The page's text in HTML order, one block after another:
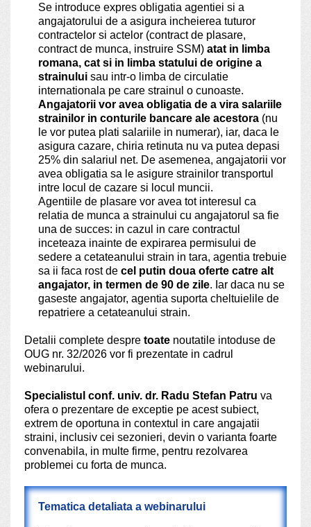
Se introduce expres obligatia agentiei si a
angajatorului de a asigura incheierea tuturor
contractelor si actelor (contract de plasare,
contract de munca, instruire SSM) atat in limba
romana, cat si in limba statului de origine a
strainului sau intr-o limba de circulatie
internationala pe care strainul o cunoaste.
Angajatorii vor avea obligatia de a vira salariile
strainilor in conturile bancare ale acestora (nu
le vor putea plati salariile in numerar), iar, daca le
asigura cazare, chiria retinuta nu va putea depasi
25% din salariul net. De asemenea, angajatorii vor
avea obligatia sa le asigure strainilor transportul
intre locul de cazare si locul muncii.
Agentiile de plasare vor avea tot interesul ca
relatia de munca a strainului cu angajatorul sa fie
una de succes: in cazul in care contractul
inceteaza inainte de expirarea permisului de
sedere a cetateanului strain in tara, agentia trebuie
sa ii faca rost de cel putin doua oferte catre alt
angajator, in termen de 90 de zile. Iar daca nu se
gaseste angajator, agentia suporta cheltuielile de
repatriere a cetateanului strain.
Detalii complete despre toate noutatile intoduse de
OUG nr. 32/2026 vor fi prezentate in cadrul
webinarului.
Specialistul conf. univ. dr. Radu Stefan Patru va
ofera o prezentare de exceptie pe acest subiect,
extrem de oportuna in contextul in care angajatii
straini, inclusiv cei sezonieri, devin o varianta foarte
convenabila, in multe firme, pentru rezolvarea
problemei cu forta de munca.
Tematica detaliata a webinarului